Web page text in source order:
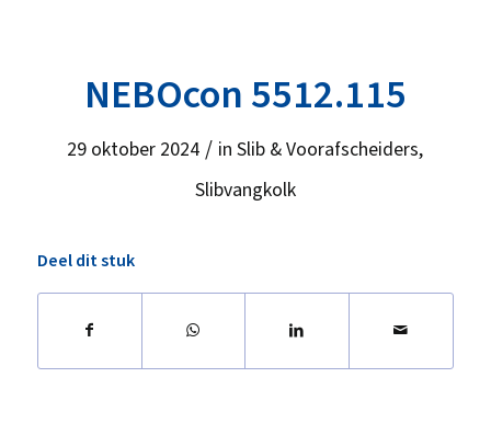
NEBOcon 5512.115
29 oktober 2024 / inSlib & Voorafscheiders,
Slibvangkolk
Deel dit stuk